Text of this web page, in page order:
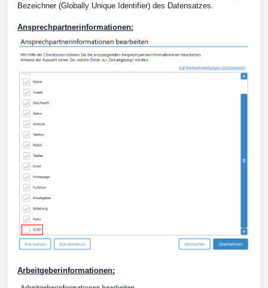
Bezeichner (Globally Unique Identifier) des Datensatzes.
Ansprechpartnerinformationen:
Arbeitgeberinformationen: